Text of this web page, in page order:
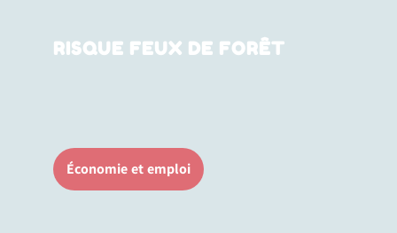
RISQUE FEUX DE FORÊT
Économie et emploi